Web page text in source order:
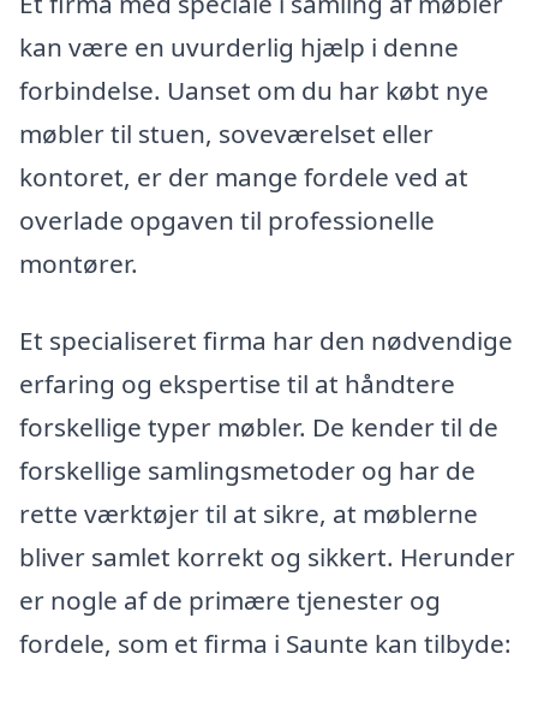
kan være en uvurderlig hjælp i denne
forbindelse. Uanset om du har købt nye
møbler til stuen, soveværelset eller
kontoret, er der mange fordele ved at
overlade opgaven til professionelle
montører.
Et specialiseret firma har den nødvendige
erfaring og ekspertise til at håndtere
forskellige typer møbler. De kender til de
forskellige samlingsmetoder og har de
rette værktøjer til at sikre, at møblerne
bliver samlet korrekt og sikkert. Herunder
er nogle af de primære tjenester og
fordele, som et firma i Saunte kan tilbyde: